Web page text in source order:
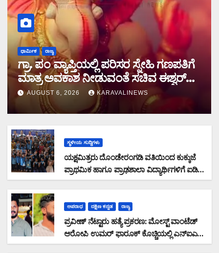
ಧಾರ್ಮಿಕ ರಾಜ್ಯ
ಗ್ರಾ. ಪಂ ವ್ಯಾಪ್ತಿಯಲ್ಲಿ ಪರಿಸರ ಸ್ನೇಹಿ ಗಣಪತಿಗೆ
ಮಾತ್ರ ಅವಕಾಶ ನೀಡುವಂತೆ ಸಚಿವ ಈಶ್ವರ್
ಖಂಡ್ರೆ ಸೂಚನೆ
AUGUST 6, 2026 KARAVALINEWS
ಸ್ಥಳೀಯ ಸುದ್ದಿಗಳು
ಯಕ್ಷಮಿತ್ರರು ದೊಂಡೇರಂಗಡಿ ವತಿಯಿಂದ ಕುಕ್ಕುಜೆ
ಪ್ರಾಥಮಿಕ ಹಾಗೂ ಪ್ರಾಢಶಾಲಾ ವಿದ್ಯಾರ್ಥಿಗಳಿಗೆ ಐಡಿ
ಹಾಗೂ ಬೆಲ್ಟ್ ವಿತರಣೆ
ಅಪರಾಧ ದಕ್ಷಿಣ ಕನ್ನಡ ರಾಜ್ಯ
ಪ್ರವೀಣ್ ನೆಟ್ಟಾರು ಹತ್ಯೆ ಪ್ರಕರಣ: ಮೋಸ್ಟ್ ವಾಂಟೆಡ್
ಆರೋಪಿ ಉಮರ್ ಫಾರೂಕ್ ಕೊಚ್ಚಿಯಲ್ಲಿ ಎನ್‌ಐಎ
ವಶಕ್ಕೆ